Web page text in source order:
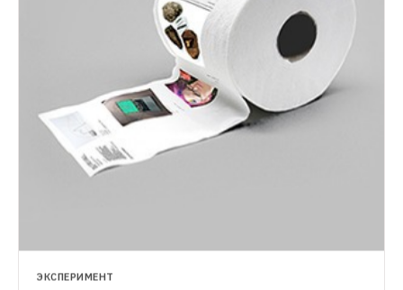
Мизулина — об агрессивности интернета и
Глава думского комитета по
делам семьи считает, что подрастающее
поколение нужно защищать от «жёсткой
информационной среды»
ЭКСПЕРИМЕНТ